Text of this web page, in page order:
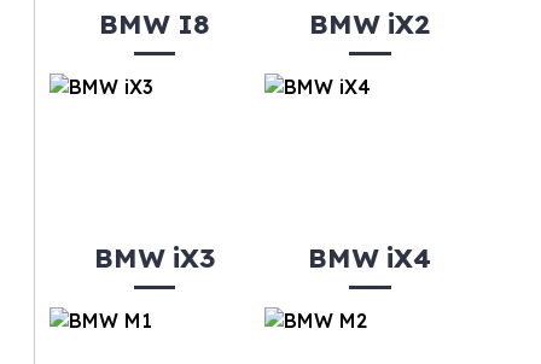
BMW I8 BMW iX2
BMW iX3 BMW iX4